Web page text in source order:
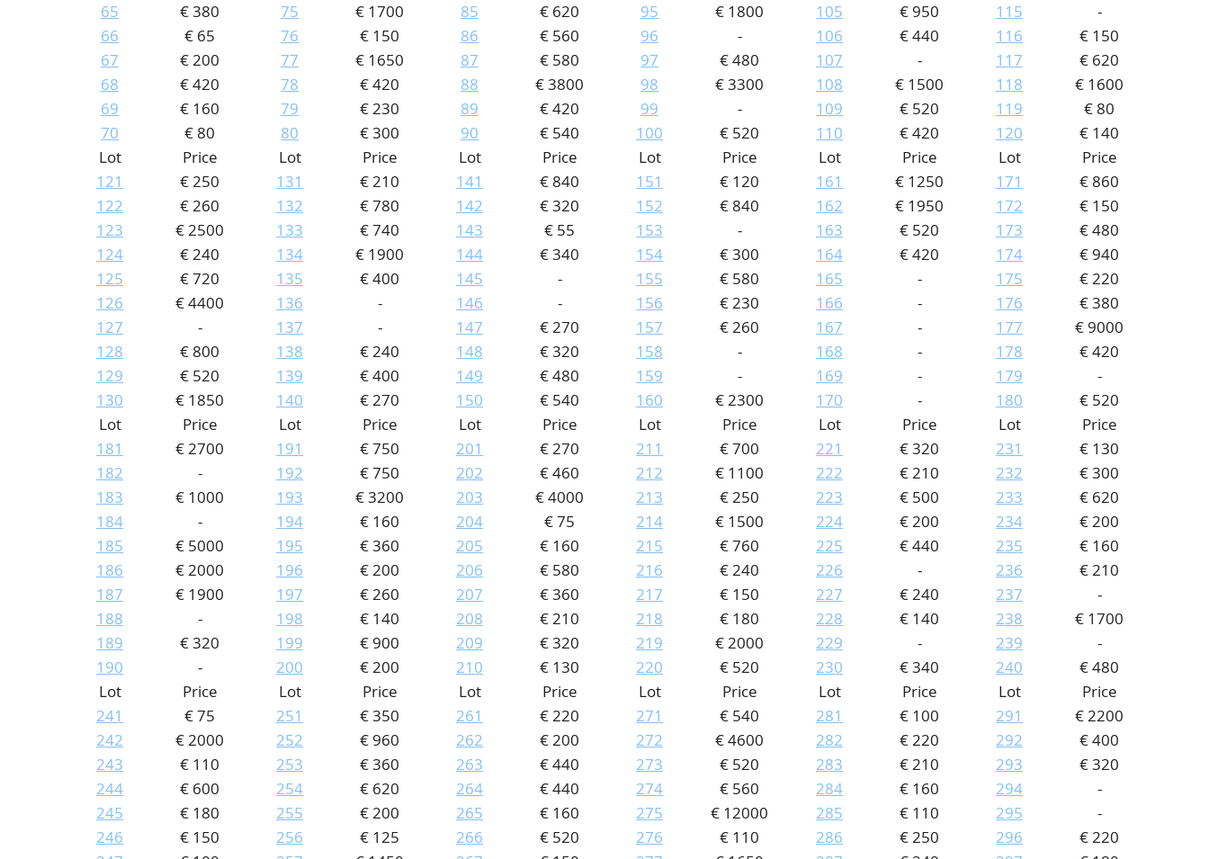
65
€ 380
66
€ 65
67
€ 200
68
€ 420
69
€ 160
70
€ 80
75
€ 1700
76
€ 150
77
€ 1650
78
€ 420
79
€ 230
80
€ 300
85
€ 620
86
€ 560
87
€ 580
88
€ 3800
89
€ 420
90
€ 540
95
€ 1800
96
-
97
€ 480
98
€ 3300
99
-
100
€ 520
105
€ 950
106
€ 440
107
-
108
€ 1500
109
€ 520
110
€ 420
115
-
116
€ 150
117
€ 620
118
€ 1600
119
€ 80
120
€ 140
Lot
Price
121
€ 250
122
€ 260
123
€ 2500
124
€ 240
125
€ 720
126
€ 4400
127
-
128
€ 800
129
€ 520
130
€ 1850
Lot
Price
131
€ 210
132
€ 780
133
€ 740
134
€ 1900
135
€ 400
136
-
137
-
138
€ 240
139
€ 400
140
€ 270
Lot
Price
141
€ 840
142
€ 320
143
€ 55
144
€ 340
145
-
146
-
147
€ 270
148
€ 320
149
€ 480
150
€ 540
Lot
Price
151
€ 120
152
€ 840
153
-
154
€ 300
155
€ 580
156
€ 230
157
€ 260
158
-
159
-
160
€ 2300
Lot
Price
161
€ 1250
162
€ 1950
163
€ 520
164
€ 420
165
-
166
-
167
-
168
-
169
-
170
-
Lot
Price
171
€ 860
172
€ 150
173
€ 480
174
€ 940
175
€ 220
176
€ 380
177
€ 9000
178
€ 420
179
-
180
€ 520
Lot
Price
181
€ 2700
182
-
183
€ 1000
184
-
185
€ 5000
186
€ 2000
187
€ 1900
188
-
189
€ 320
190
-
Lot
Price
191
€ 750
192
€ 750
193
€ 3200
194
€ 160
195
€ 360
196
€ 200
197
€ 260
198
€ 140
199
€ 900
200
€ 200
Lot
Price
201
€ 270
202
€ 460
203
€ 4000
204
€ 75
205
€ 160
206
€ 580
207
€ 360
208
€ 210
209
€ 320
210
€ 130
Lot
Price
211
€ 700
212
€ 1100
213
€ 250
214
€ 1500
215
€ 760
216
€ 240
217
€ 150
218
€ 180
219
€ 2000
220
€ 520
Lot
Price
221
€ 320
222
€ 210
223
€ 500
224
€ 200
225
€ 440
226
-
227
€ 240
228
€ 140
229
-
230
€ 340
Lot
Price
231
€ 130
232
€ 300
233
€ 620
234
€ 200
235
€ 160
236
€ 210
237
-
238
€ 1700
239
-
240
€ 480
Lot
Price
241
€ 75
242
€ 2000
243
€ 110
244
€ 600
245
€ 180
246
€ 150
Lot
Price
251
€ 350
252
€ 960
253
€ 360
254
€ 620
255
€ 200
256
€ 125
Lot
Price
261
€ 220
262
€ 200
263
€ 440
264
€ 440
265
€ 160
266
€ 520
Lot
Price
271
€ 540
272
€ 4600
273
€ 520
274
€ 560
275
€ 12000
276
€ 110
Lot
Price
281
€ 100
282
€ 220
283
€ 210
284
€ 160
285
€ 110
286
€ 250
Lot
Price
291
€ 2200
292
€ 400
293
€ 320
294
-
295
-
296
€ 220